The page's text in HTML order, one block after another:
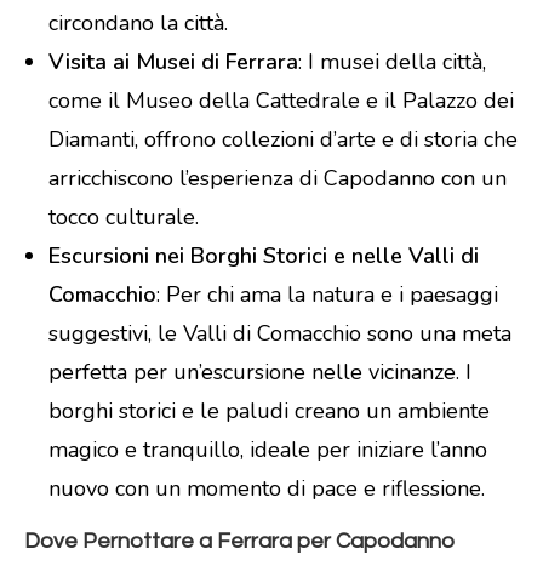
circondano la città.
Visita ai Musei di Ferrara: I musei della città,
come il Museo della Cattedrale e il Palazzo dei
Diamanti, offrono collezioni d’arte e di storia che
arricchiscono l’esperienza di Capodanno con un
tocco culturale.
Escursioni nei Borghi Storici e nelle Valli di
Comacchio: Per chi ama la natura e i paesaggi
suggestivi, le Valli di Comacchio sono una meta
perfetta per un’escursione nelle vicinanze. I
borghi storici e le paludi creano un ambiente
magico e tranquillo, ideale per iniziare l’anno
nuovo con un momento di pace e riflessione.
Dove Pernottare a Ferrara per Capodanno